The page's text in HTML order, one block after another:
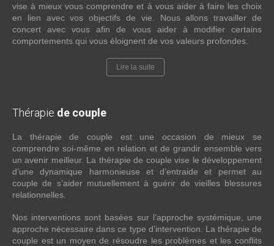
vise à mieux vous comprendre et à vous aider à faire les choix
en lien avec vos objectifs de vie. Nous allons travailler de
concert avec vous afin de vous aider à modifier certains
comportements qui vous éloignent de vos valeurs profondes.
Lire la suite
Thérapie de couple
La thérapie de couple est une occasion de mieux se
comprendre soi-même en relation et de grandir ensemble vers
un avenir meilleur. La thérapie de couple vise le développement
d’une dynamique harmonieuse et d’entraide et permet au
couple de s’aider mutuellement à guérir de vieilles blessures
relationnelles.
Nos interventions sont basées sur l’approche systémique, une
approche nécessaire dans ce type d’intervention. La thérapie de
couple est un moyen de résoudre les problèmes et les conflits